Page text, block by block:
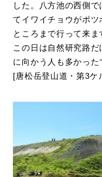
した。八方池の西側
てイワイチョウがポ
ところまで行って来
この日は自然研究路
に向かう人も多かった
[唐松岳登山道・第3ケ